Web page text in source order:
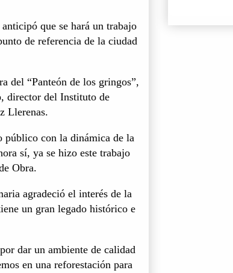
que se hará un trabajo
de referencia de la ciudad
del “Panteón de los gringos”,
director del Instituto de
Llerenas.
público con la dinámica de la
sí, ya se hizo este trabajo
Obra.
agradeció el interés de la
un gran legado histórico e
dar un ambiente de calidad
en una reforestación para